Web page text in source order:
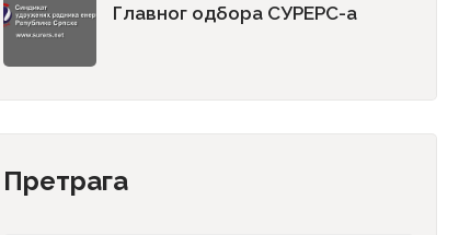
Главног одбора СУРЕРС-а
Претрага